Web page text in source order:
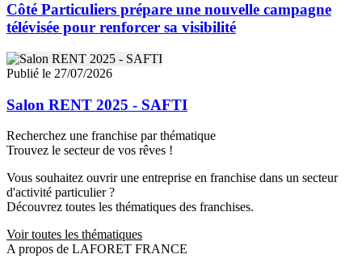
Côté Particuliers prépare une nouvelle campagne
télévisée pour renforcer sa visibilité
Publié le 27/07/2026
Salon RENT 2025 - SAFTI
Recherchez une franchise par thématique
Trouvez le secteur de vos rêves !
Vous souhaitez ouvrir une entreprise en franchise dans un secteur
d'activité particulier ?
Découvrez toutes les thématiques des franchises.
Voir toutes les thématiques
A propos de LAFORET FRANCE